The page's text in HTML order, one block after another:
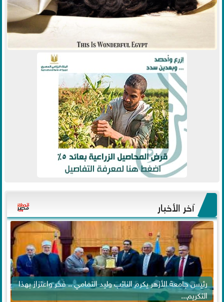
آخر الأخبار
رئيس جامعة الأزهر يكرم النائب وليد التمامي .. فخر واعتزاز بهذا
التكريم...